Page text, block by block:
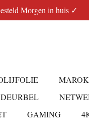
Morgen in huis ✓
GAMING